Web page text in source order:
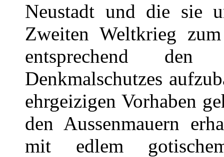
Neustadt und die sie
Zweiten Weltkrieg
entsprechend
Denkmalschutzes
ehrgeizigen Vorhaben
den Aussenmauern
mit edlem